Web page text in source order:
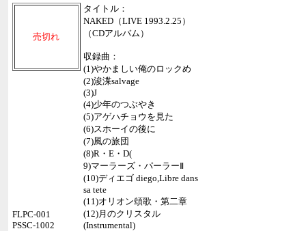
売切れ
タイトル：
NAKED（LIVE 1993.2.25）
（CDアルバム）
収録曲：
(1)やかましい俺のロックめ
(2)浚渫salvage
(3)J
(4)少年のつぶやき
(5)アゲハチョウを見た
(6)スホーイの後に
(7)風の旅団
(8)R・E・D(
9)マーラーズ・パーラーⅡ
(10)ディエゴ diego,Libre dans
sa tete
(11)オリオン頌歌・第二章
(12)月のクリスタル
(Instrumental)
FLPC-001
PSSC-1002